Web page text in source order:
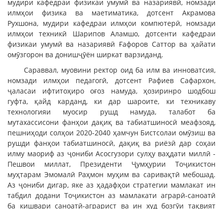
мудири кафедраи физикаи умумӣ ва назариявӣ, номзади
илмҳои физика ва маетиматика, дотсент Акрамова
Рухшона, мудири кафедраи илмҳои компютерӣ, номзади
илмҳои техникӣ Шарипов Аламшо, дотсенти кафедраи
физикаи умумӣ ва назариявӣ Ғафоров Саттор ва ҳайати
омӯзгорон ва донишҷӯён ширкат варзиданд.
Сараввал, муовини ректор оид ба илм ва инноватсия,
номзади илмҳои педагогӣ, дотсент Рафиев Сафархон,
ҷаласаи ифтитоҳиро оғоз намуда, ҳозиринро шодбош
гуфта, қайд карданд, ки дар шароите, ки техникаву
технологияи муосир рушд намуда, талабот ба
мутахассисони фанҳои дақиқ ва табиатшиносӣ меафзояд,
пешниҳоди солҳои 2020-2040 ҳамчун Бистсолаи омӯзиш ва
рушди фанҳои табиатшиносӣ, дақиқ ва риёзӣ дар соҳаи
илму маориф аз ҷониби Асосгузори сулҳу ваҳдати миллӣ -
Пешвои миллат, Президенти Ҷумҳурии Тоҷикистон
муҳтарам Эмомалӣ Раҳмон муҳим ва саривақтӣ мебошад.
Аз ҷониби дигар, яке аз ҳадафҳои стратегии мамлакат ин
табдил додани Тоҷикистон аз мамлакати аграрӣ-саноатӣ
ба кишвари саноатӣ-аграрист ва ин худ бозгӯи тақвият